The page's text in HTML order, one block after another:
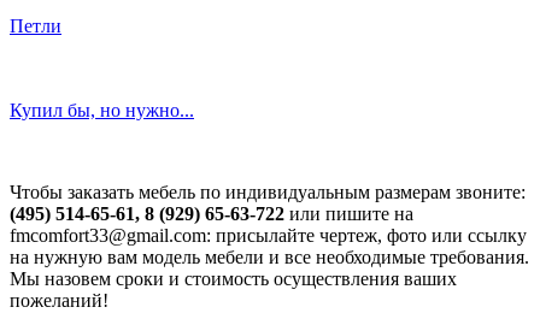
Петли
Купил бы, но нужно...
Чтобы заказать мебель по индивидуальным размерам звоните:
(495) 514-65-61, 8 (929) 65-63-722 или пишите на
fmcomfort33@gmail.com: присылайте чертеж, фото или ссылку
на нужную вам модель мебели и все необходимые требования.
Мы назовем сроки и стоимость осуществления ваших
пожеланий!